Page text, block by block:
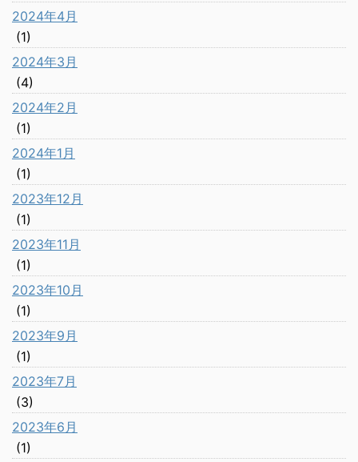
2024年4月
(1)
2024年3月
(4)
2024年2月
(1)
2024年1月
(1)
2023年12月
(1)
2023年11月
(1)
2023年10月
(1)
2023年9月
(1)
2023年7月
(3)
2023年6月
(1)